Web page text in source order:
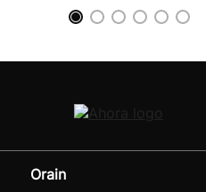
Orain